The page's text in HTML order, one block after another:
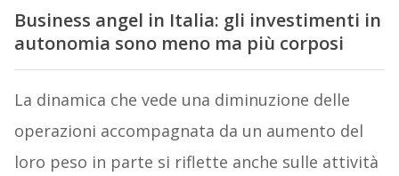
Business angel in Italia: gli investimenti in
autonomia sono meno ma più corposi
La dinamica che vede una diminuzione delle
operazioni accompagnata da un aumento del
loro peso in parte si riflette anche sulle attività